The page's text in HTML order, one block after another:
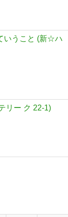
いうこと (新☆ハ
リー ク 22-1)